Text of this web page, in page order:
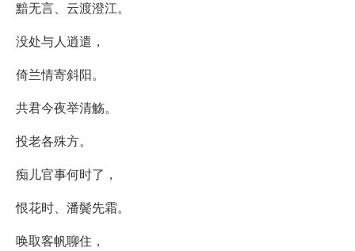
黯无言、云渡澄江。
没处与人逍遣，
倚兰情寄斜阳。
共君今夜举清觞。
投老各殊方。
痴儿官事何时了，
恨花时、潘鬓先霜。
唤取客帆聊住，